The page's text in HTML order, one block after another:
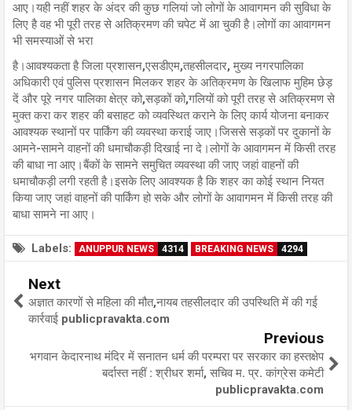
आए।यही नहीं शहर के अंदर की कुछ गलियां जो लोगों के आवागमन की सुविधा के
लिए है वह भी पूरी तरह से अतिक्रमण की चपेट में आ चुकी है।लोगों का आवागमन
भी समस्याओं से भरा
है।आवश्यकता है जिला प्रशासन,एसडीएम,तहसीलदार, मुख्य नगरपालिका
अधिकारी एवं पुलिस प्रशासन मिलकर शहर के अतिक्रमण के खिलाफ मुहिम छेड़
दें और पूरे नगर पालिका क्षेत्र को,सड़कों को,गलियों को पूरी तरह से अतिक्रमण से
मुक्त करा कर शहर की बसाहट को व्यवस्थित कराने के लिए कार्य योजना बनाकर
आवश्यक स्थानों पर पार्किंग की व्यवस्था कराई जाए।जिससे सड़कों पर दुकानों के
आमने-सामने वाहनों की धमाचौकड़ी दिखाई ना दे।लोगों के आवागमन में किसी तरह
की बाधा ना आए।बैंकों के सामने समुचित व्यवस्था की जाए जहां वाहनों की
धमाचौकड़ी लगी रहती है।इसके लिए आवश्यक है कि शहर का कोई स्थान नियत
किया जाए जहां वाहनों की पार्किंग हो सके और लोगों के आवागमन में किसी तरह की
बाधा सामने ना आए।
Labels: ANUPPUR NEWS 4314 BREAKING NEWS 4294
Next
अज्ञात कारणों से महिला की मौत,नायब तहसीलदार की उपस्थिति में की गई
कार्रवाई publicpravakta.com
Previous
भगवान केदारनाथ मंदिर में सनातन धर्म की परम्परा पर सरकार का हस्तक्षेप
बर्दास्त नहीं : श्रीधर शर्मा, सचिव म. प्र. कांग्रेस कमेटी
publicpravakta.com